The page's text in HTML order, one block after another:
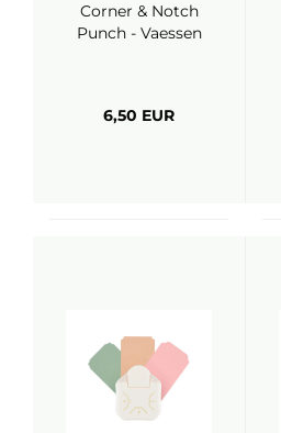
Corner & Notch
Punch - Vaessen
6,50 EUR